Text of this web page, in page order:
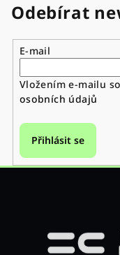
Odebírat
E-mail
Vložením e-mailu
osobních údajů
Přihlásit se